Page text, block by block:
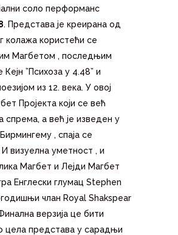
соло перформанс
. Представа је креирана од
колажа користећи се
Магбетом , последњим
”Психоза у 4.48” и
из 12. века. У овој
Пројекта који се већ
спрема, а већ је изведен у
, спаја се
визуелна уметност , и
Магбет и Лејди Магбет
Енглески глумац Stephen
члан Royal Shakspear
верзија це бити
цела представа у сарадњи